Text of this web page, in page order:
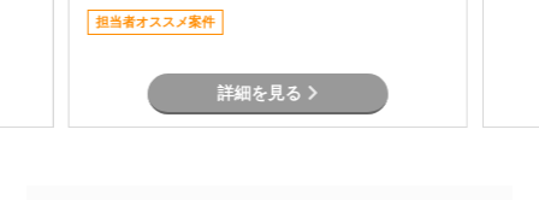
験を活かせるため、Webシステム全体を見な
がら業務を進めたい方におすすめです。
担当者オススメ案件
詳細を見る